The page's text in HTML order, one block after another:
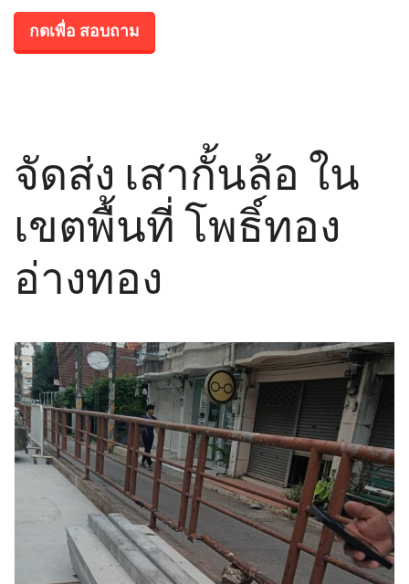
กดเพื่อ สอบถาม
จัดส่ง เสากั้นล้อ ใน
เขตพื้นที่ โพธิ์ทอง
อ่างทอง